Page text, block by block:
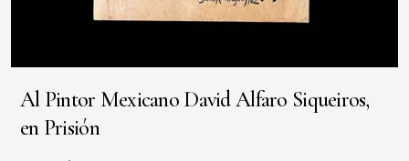
Al Pintor Mexicano David Alfaro Siqueiros,
en Prisión